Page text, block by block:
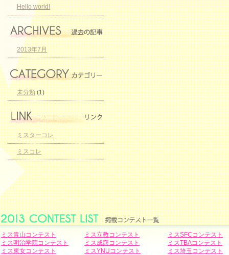
Hello world!
2013年7月
未分類(1)
ミスターコレ
ミスコレ
ミス青山コンテスト ミス立教コンテスト
ミスSFCコンテスト
ミス明治学院コンテスト
ミス成蹊コンテスト
ミスTBAコンテスト
ミス東女コンテスト
ミスYNUコンテスト
ミス埼玉コンテスト